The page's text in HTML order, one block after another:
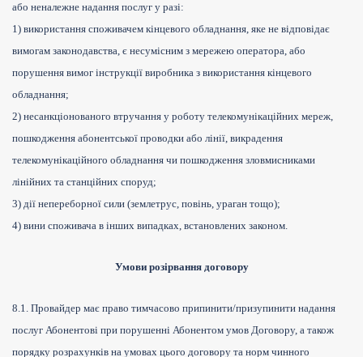
або неналежне надання послуг у разі:
1) використання споживачем кінцевого обладнання, яке не відповідає
вимогам законодавства, є несумісним з мережею оператора, або
порушення вимог інструкції виробника з використання кінцевого
обладнання;
2) несанкціонованого втручання у роботу телекомунікаційних мереж,
пошкодження абонентської проводки або лінії, викрадення
телекомунікаційного обладнання чи пошкодження зловмисниками
лінійних та станційних споруд;
3) дії непереборної сили (землетрус, повінь, ураган тощо);
4) вини споживача в інших випадках, встановлених законом.
Умови розірвання договору
8.1. Провайдер має право тимчасово припинити/призупинити надання
послуг Абонентові при порушенні Абонентом умов Договору, а також
порядку розрахунків на умовах цього договору та норм чинного